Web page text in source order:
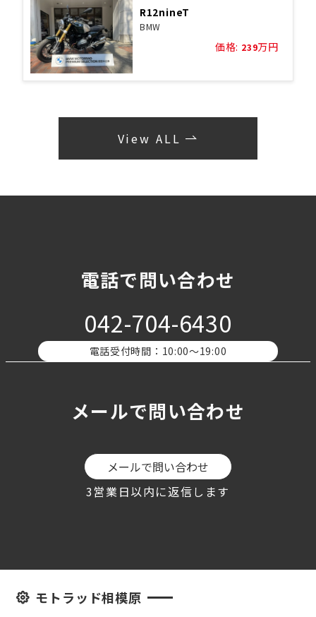
R12nineT
BMW
価格: 239万円
View ALL
電話で問い合わせ
042-704-6430
電話受付時間：10:00〜19:00
メールで問い合わせ
メールで問い合わせ
3営業日以内に返信します
モトラッド相模原